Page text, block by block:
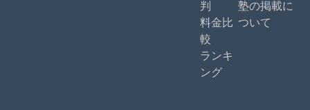
判
料金比
較
ランキ
ング
塾の掲載に
ついて